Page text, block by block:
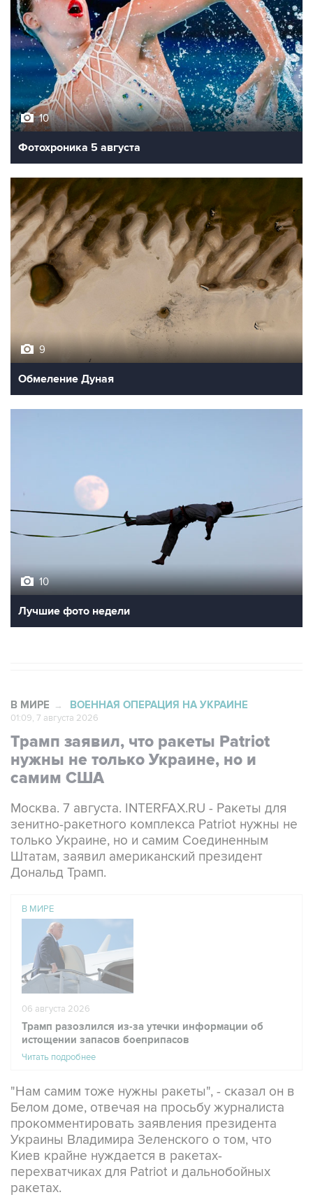
10
Фотохроника 5 августа
9
Обмеление Дуная
10
Лучшие фото недели
В МИРЕ → ВОЕННАЯ ОПЕРАЦИЯ НА УКРАИНЕ
01:09, 7 августа 2026
Трамп заявил, что ракеты Patriot
нужны не только Украине, но и
самим США
Москва. 7 августа. INTERFAX.RU - Ракеты для
зенитно-ракетного комплекса Patriot нужны не
только Украине, но и самим Соединенным
Штатам, заявил американский президент
Дональд Трамп.
В МИРЕ
06 августа 2026
Трамп разозлился из-за утечки информации об
истощении запасов боеприпасов
Читать подробнее
"Нам самим тоже нужны ракеты", - сказал он в
Белом доме, отвечая на просьбу журналиста
прокомментировать заявления президента
Украины Владимира Зеленского о том, что
Киев крайне нуждается в ракетах-
перехватчиках для Patriot и дальнобойных
ракетах.